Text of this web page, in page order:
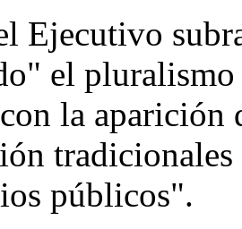
Ejecutivo
el
la aparición
públicos".